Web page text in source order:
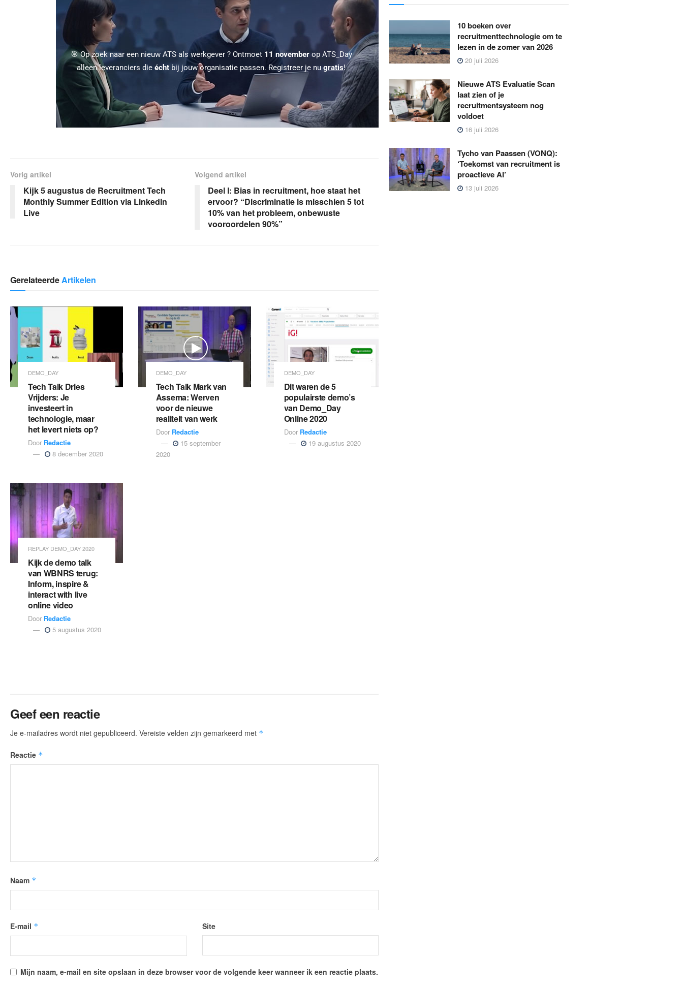
🎯 Op zoek naar een nieuw ATS als werkgever ? Ontmoet 11 novemberop ATS_Day
alleen leveranciers dieécht bij jouw organisatie passen. Registreer je nugratis!
Vorig artikel
Kijk 5 augustus de Recruitment Tech
Monthly Summer Edition via LinkedIn
Live
Volgend artikel
Deel I: Bias in recruitment, hoe staat het
ervoor? “Discriminatie is misschien 5 tot
10% van het probleem, onbewuste
vooroordelen 90%”
GerelateerdeArtikelen
DEMO_DAY
Tech Talk Dries
Vrijders: Je
investeert in
technologie, maar
het levert niets op?
Door Redactie
8 december 2020
DEMO_DAY
Tech Talk Mark van
Assema: Werven
voor de nieuwe
realiteit van werk
Door Redactie
15 september
2020
DEMO_DAY
Dit waren de 5
populairste demo’s
van Demo_Day
Online 2020
Door Redactie
19 augustus 2020
REPLAY DEMO_DAY 2020
Kijk de demo talk
van WBNRS terug:
Inform, inspire &
interact with live
online video
Door Redactie
5 augustus 2020
Geef een reactie
Je e-mailadres wordt niet gepubliceerd. Vereiste velden zijn gemarkeerd met *
Reactie *
Naam *
E-mail * Site
Mijn naam, e-mail en site opslaan in deze browser voor de volgende keer wanneer ik een reactie plaats.
10 boeken over
recruitmenttechnologie om te
lezen in de zomer van 2026
20 juli 2026
Nieuwe ATS Evaluatie Scan
laat zien of je
recruitmentsysteem nog
voldoet
16 juli 2026
Tycho van Paassen (VONQ):
‘Toekomst van recruitment is
proactieve AI’
13 juli 2026